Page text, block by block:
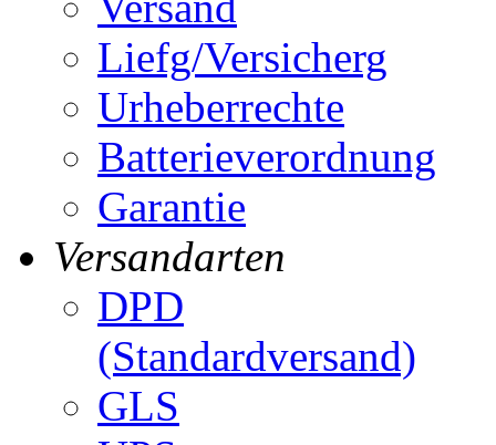
Liefg/Versicherg
Urheberrechte
Batterieverordnung
Garantie
Versandarten
DPD
(Standardversand)
GLS